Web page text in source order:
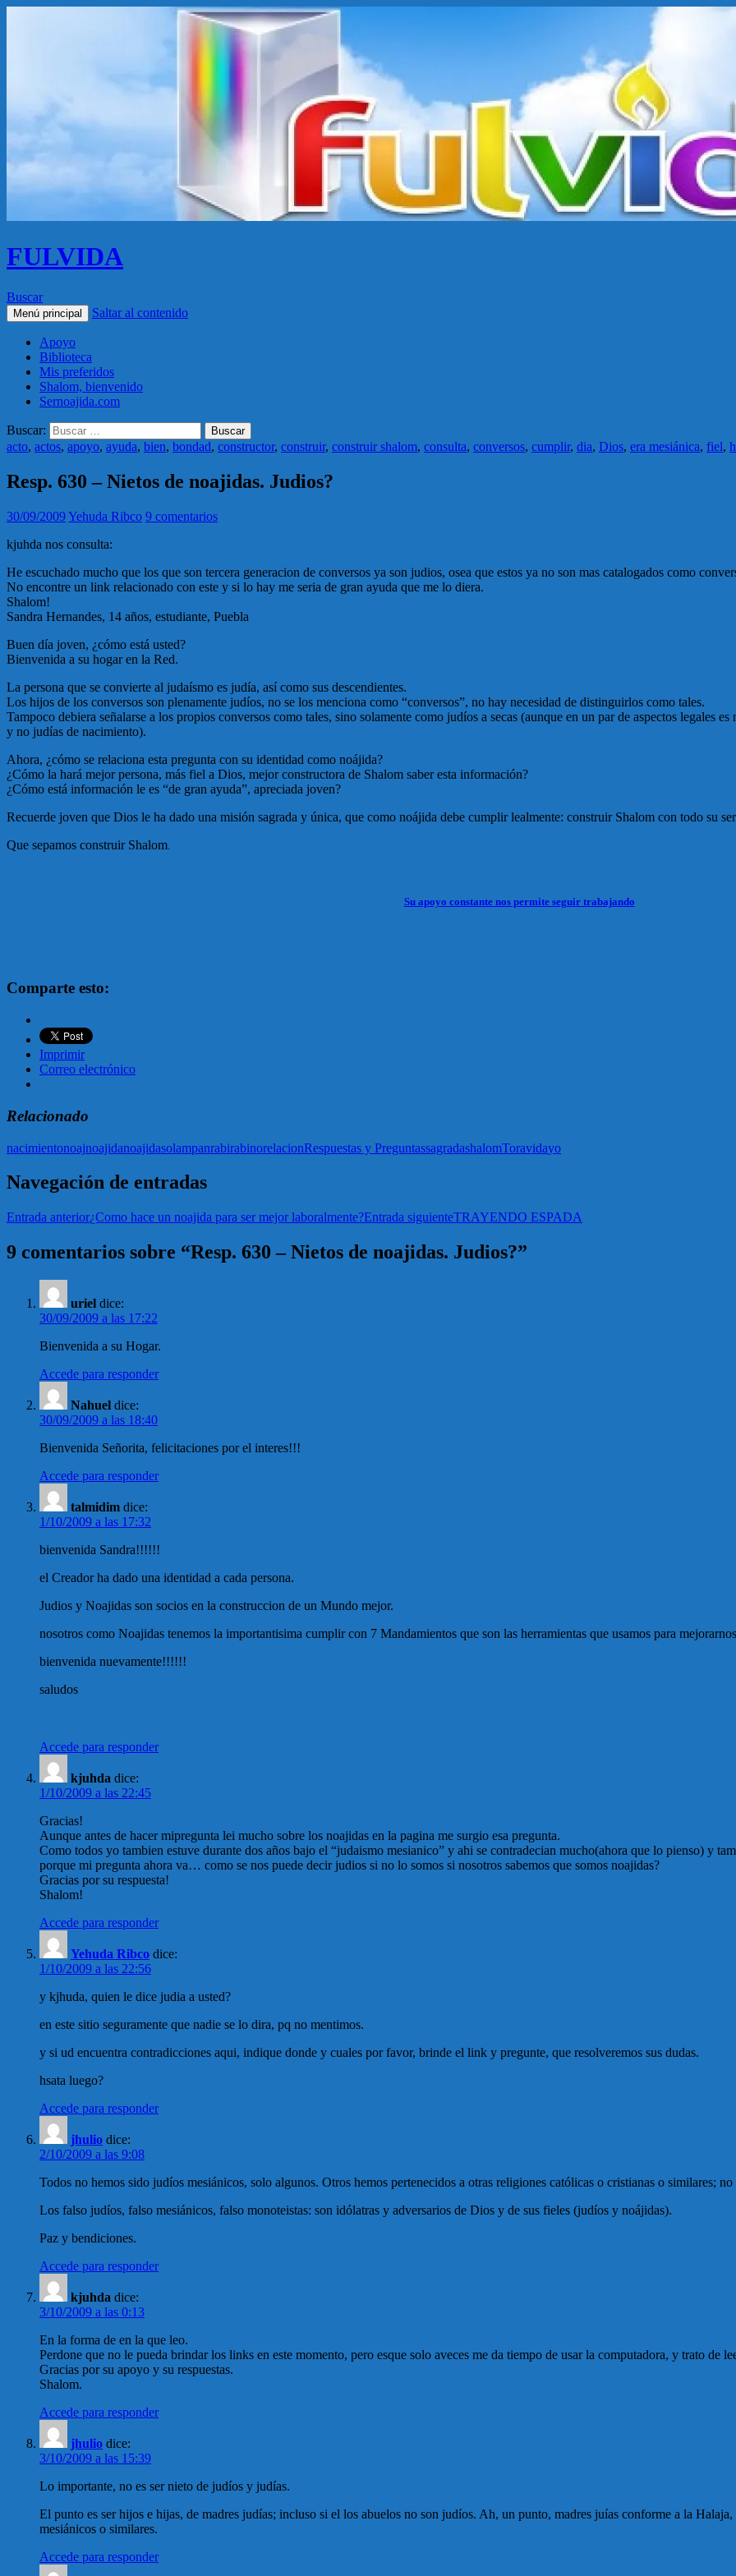
FULVIDA
Buscar
Menú principal Saltar al contenido
Apoyo
Biblioteca
Mis preferidos
Shalom, bienvenido
Sernoajida.com
Buscar:
acto, actos, apoyo, ayuda, bien, bondad, constructor, construir, construir shalom, consulta, conversos, cumplir, dia, Dios, era mesiánica, fiel,
Resp. 630 – Nietos de noajidas. Judios?
30/09/2009Yehuda Ribco 9 comentarios
kjuhda nos consulta:
He escuchado mucho que los que son tercera generacion de conversos ya son judios, osea que estos ya no son mas catalogados como
No encontre un link relacionado con este y si lo hay me seria de gran ayuda que me lo diera.
Shalom!
Sandra Hernandes, 14 años, estudiante, Puebla
Buen día joven, ¿cómo está usted?
Bienvenida a su hogar en la Red.
La persona que se convierte al judaísmo es judía, así como sus descendientes.
Los hijos de los conversos son plenamente judíos, no se los menciona como “conversos”, no hay necesidad de distinguirlos como tales.
Tampoco debiera señalarse a los propios conversos como tales, sino solamente como judíos a secas (aunque en un par de aspectos legales
y no judías de nacimiento).
Ahora, ¿cómo se relaciona esta pregunta con su identidad como noájida?
¿Cómo la hará mejor persona, más fiel a Dios, mejor constructora de Shalom saber esta información?
¿Cómo está información le es “de gran ayuda”, apreciada joven?
Recuerde joven que Dios le ha dado una misión sagrada y única, que como noájida debe cumplir lealmente: construir Shalom con todo su
Que sepamos construir Shalom
Su apoyo constante nos permite seguir trabajando
Comparte esto:
Imprimir
Correo electrónico
Relacionado
nacimientonoajnoajidanoajidasolampanrabirabinorelacionRespuestas y PreguntassagradashalomToravidayo
Navegación de entradas
Entrada anterior¿Como hace un noajida para ser mejor laboralmente?Entrada siguienteTRAYENDO ESPADA
9 comentarios sobre “Resp. 630 – Nietos de noajidas. Judios?”
uriel dice:
30/09/2009 a las 17:22
Bienvenida a su Hogar.
Accede para responder
Nahuel dice:
30/09/2009 a las 18:40
Bienvenida Señorita, felicitaciones por el interes!!!
Accede para responder
talmidim dice:
1/10/2009 a las 17:32
bienvenida Sandra!!!!!!
el Creador ha dado una identidad a cada persona.
Judios y Noajidas son socios en la construccion de un Mundo mejor.
nosotros como Noajidas tenemos la importantisima cumplir con 7 Mandamientos que son las herramientas que usamos para
bienvenida nuevamente!!!!!!
saludos
Accede para responder
kjuhda dice:
1/10/2009 a las 22:45
Gracias!
Aunque antes de hacer mipregunta lei mucho sobre los noajidas en la pagina me surgio esa pregunta.
Como todos yo tambien estuve durante dos años bajo el “judaismo mesianico” y ahi se contradecian mucho(ahora que lo pienso) y
porque mi pregunta ahora va… como se nos puede decir judios si no lo somos si nosotros sabemos que somos noajidas?
Gracias por su respuesta!
Shalom!
Accede para responder
Yehuda Ribco dice:
1/10/2009 a las 22:56
y kjhuda, quien le dice judia a usted?
en este sitio seguramente que nadie se lo dira, pq no mentimos.
y si ud encuentra contradicciones aqui, indique donde y cuales por favor, brinde el link y pregunte, que resolveremos sus dudas.
hsata luego?
Accede para responder
jhulio dice:
2/10/2009 a las 9:08
Todos no hemos sido judíos mesiánicos, solo algunos. Otros hemos pertenecidos a otras religiones católicas o cristianas o similares;
Los falso judíos, falso mesiánicos, falso monoteistas: son idólatras y adversarios de Dios y de sus fieles (judíos y noájidas).
Paz y bendiciones.
Accede para responder
kjuhda dice:
3/10/2009 a las 0:13
En la forma de en la que leo.
Perdone que no le pueda brindar los links en este momento, pero esque solo aveces me da tiempo de usar la computadora, y trato de
Gracias por su apoyo y su respuestas.
Shalom.
Accede para responder
jhulio dice:
3/10/2009 a las 15:39
Lo importante, no es ser nieto de judíos y judías.
El punto es ser hijos e hijas, de madres judías; incluso si el los abuelos no son judíos. Ah, un punto, madres juías conforme a la
mesiánicos o similares.
Accede para responder